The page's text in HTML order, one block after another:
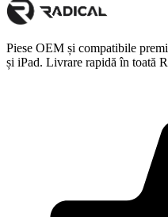
Piese OEM și compatibile
și iPad. Livrare rapidă în toată